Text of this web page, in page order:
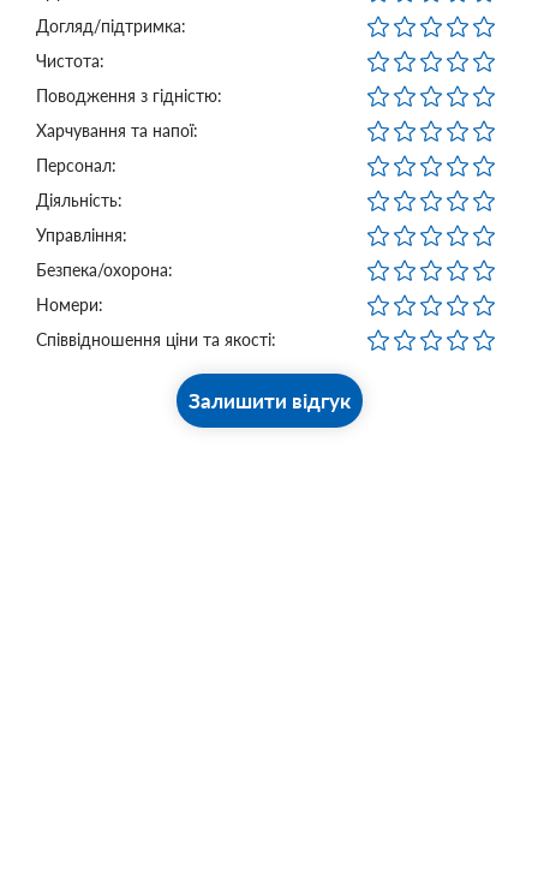
Догляд/підтримка:
Чистота:
Поводження з гідністю:
Харчування та напої:
Персонал:
Діяльність:
Управління:
Безпека/охорона:
Номери:
Співвідношення ціни та якості:
Залишити відгук